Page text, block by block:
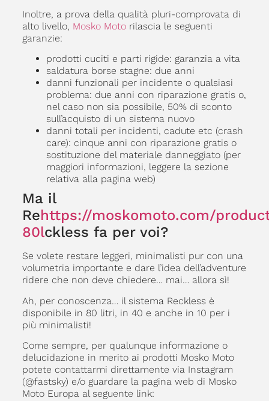
Inoltre, a prova della qualità pluri-comprovata di
alto livello, Mosko Motorilascia le seguenti
garanzie:
prodotti cuciti e parti rigide: garanzia a vita
saldatura borse stagne: due anni
danni funzionali per incidente o qualsiasi
problema: due anni con riparazione gratis o,
nel caso non sia possibile, 50% di sconto
sull’acquisto di un sistema nuovo
danni totali per incidenti, cadute etc (crash
care): cinque anni con riparazione gratis o
sostituzione del materiale danneggiato (per
maggiori informazioni, leggere la sezione
relativa alla pagina web)
Ma il
Rehttps://moskomoto.com/
80lckless fa per voi?
Se volete restare leggeri, minimalisti pur con una
volumetria importante e dare l’idea dell’adventure
ridere che non deve chiedere… mai… allora sì!
Ah, per conoscenza… il sistema Reckless è
disponibile in 80 litri, in 40 e anche in 10 per i
più minimalisti!
Come sempre, per qualunque informazione o
delucidazione in merito ai prodotti Mosko Moto
potete contattarmi direttamente via Instagram
(@fastsky) e/o guardare la pagina web di Mosko
Moto Europa al seguente link: